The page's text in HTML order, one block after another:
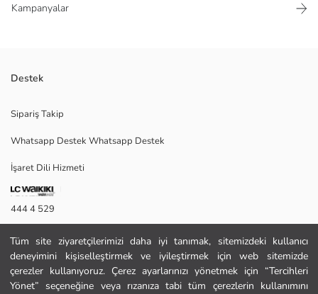
Tüm site ziyaretçilerimizi daha iyi tanımak, sitemizdeki kullanıcı
deneyimini kişiselleştirmek ve iyileştirmek için web sitemizde
çerezler kullanıyoruz. Çerez ayarlarınızı yönetmek için “Tercihleri
Yönet” seçeneğine veya rızanıza tabi tüm çerezlerin kullanımını
Kampanyalar
olup pamuklu penye kumaştan üretilmiştir.
Ana Kumaş Kırmızı:
Ana Kumaş Kırmızı Baskılı:
Ana Kumaş Yeni Siyah:
Menşei:
Satıcı:
Marka:
Cinsiyet:
Kalıp:
Kumaş:
Destek
Sipariş Takip
Whatsapp Destek Whatsapp Destek
İşaret Dili Hizmeti
444 4 529
İletişim Formu
444 4 529